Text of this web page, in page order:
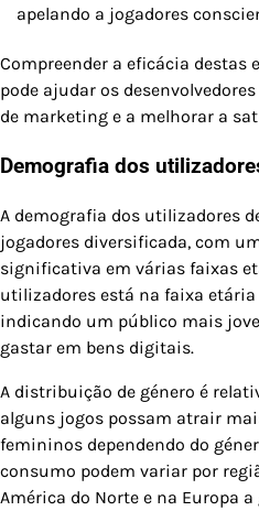
apelando a jogadores
Compreender a eficácia
pode ajudar os
de marketing e a melhorar a
Demografia dos
A demografia dos utilizadores
jogadores diversificada, com
significativa em várias faixas
utilizadores está na faixa etária
indicando um público mais
gastar em bens digitais.
A distribuição de género é
alguns jogos possam atrair
femininos dependendo do
consumo podem variar por
América do Norte e na Europa